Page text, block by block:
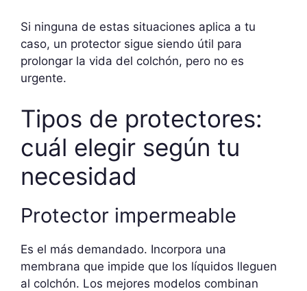
Si ninguna de estas situaciones aplica a tu
caso, un protector sigue siendo útil para
prolongar la vida del colchón, pero no es
urgente.
Tipos de protectores:
cuál elegir según tu
necesidad
Protector impermeable
Es el más demandado. Incorpora una
membrana que impide que los líquidos lleguen
al colchón. Los mejores modelos combinan